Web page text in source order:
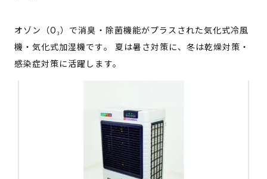
オゾン（O₃）で消臭・除菌機能がプラスされた気化式冷風
機・気化式加湿機です。 夏は暑さ対策に、冬は乾燥対策・
感染症対策に活躍します。